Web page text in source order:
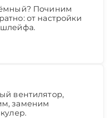
Починим
от настройки
вентилятор,
заменим